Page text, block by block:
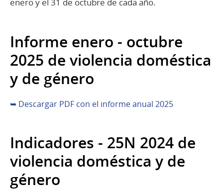
Informe enero - octubre
2025 de violencia doméstica
y de género
➥ Descargar PDF con el informe anual 2025
Indicadores - 25N 2024 de
violencia doméstica y de
género